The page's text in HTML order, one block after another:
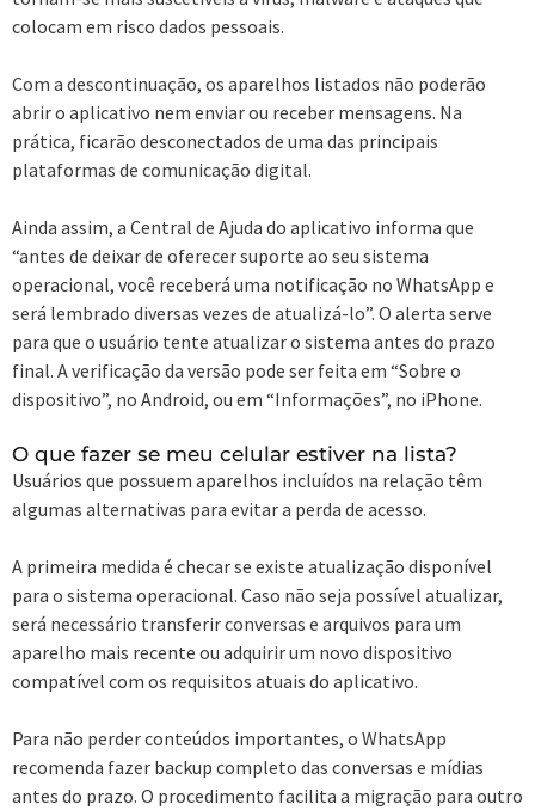
colocam em risco dados pessoais.
Com a descontinuação, os aparelhos listados não poderão
abrir o aplicativo nem enviar ou receber mensagens. Na
prática, ficarão desconectados de uma das principais
plataformas de comunicação digital.
Ainda assim, a Central de Ajuda do aplicativo informa que
“antes de deixar de oferecer suporte ao seu sistema
operacional, você receberá uma notificação no WhatsApp e
será lembrado diversas vezes de atualizá-lo”. O alerta serve
para que o usuário tente atualizar o sistema antes do prazo
final. A verificação da versão pode ser feita em “Sobre o
dispositivo”, no Android, ou em “Informações”, no iPhone.
O que fazer se meu celular estiver na lista?
Usuários que possuem aparelhos incluídos na relação têm
algumas alternativas para evitar a perda de acesso.
A primeira medida é checar se existe atualização disponível
para o sistema operacional. Caso não seja possível atualizar,
será necessário transferir conversas e arquivos para um
aparelho mais recente ou adquirir um novo dispositivo
compatível com os requisitos atuais do aplicativo.
Para não perder conteúdos importantes, o WhatsApp
recomenda fazer backup completo das conversas e mídias
antes do prazo. O procedimento facilita a migração para outro